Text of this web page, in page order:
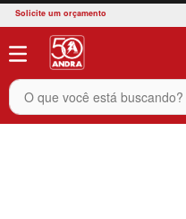
Solicite um orçamento
O que você está buscando?